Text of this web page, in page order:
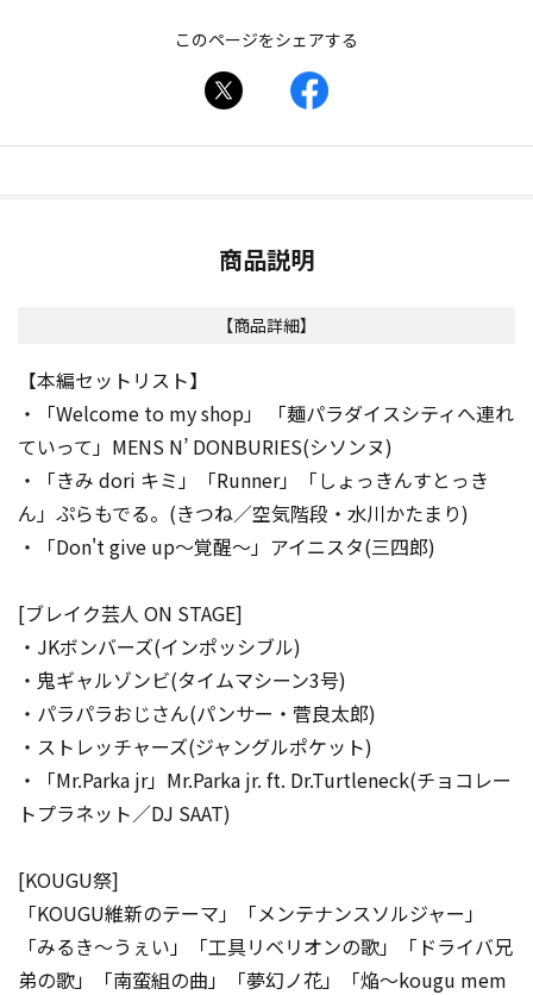
このページをシェアする
商品説明
【商品詳細】
【本編セットリスト】
・「Welcome to my shop」 「麺パラダイスシティへ連れ
ていって」MENS N’ DONBURIES(シソンヌ)
・「きみ dori キミ」「Runner」「しょっきんすとっき
ん」ぷらもでる。(きつね／空気階段・水川かたまり)
・「Don't give up～覚醒～」アイニスタ(三四郎)
[ブレイク芸人 ON STAGE]
・JKボンバーズ(インポッシブル)
・鬼ギャルゾンビ(タイムマシーン3号)
・パラパラおじさん(パンサー・菅良太郎)
・ストレッチャーズ(ジャングルポケット)
・「Mr.Parka jr」Mr.Parka jr. ft. Dr.Turtleneck(チョコレー
トプラネット／DJ SAAT)
[KOUGU祭]
「KOUGU維新のテーマ」「メンテナンスソルジャー」
「みるき～うぇい」「工具リベリオンの歌」「ドライバ兄
弟の歌」「南蛮組の曲」「夢幻ノ花」「焔～kougu mem